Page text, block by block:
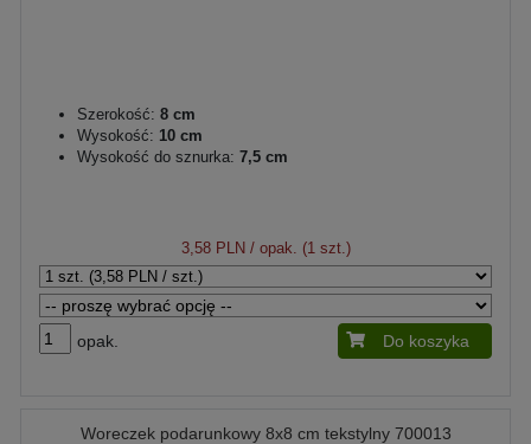
Szerokość: 8 cm
Wysokość: 10 cm
Wysokość do sznurka: 7,5 cm
3,58 PLN/ opak. (1 szt.)
opak. Do koszyka
Woreczek podarunkowy 8x8 cm tekstylny 700013